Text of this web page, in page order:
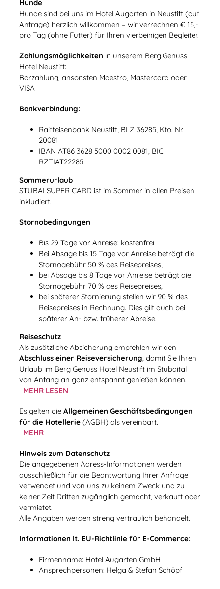
Hunde
Hunde sind bei uns im Hotel Augarten in Neustift (auf
Anfrage) herzlich willkommen – wir verrechnen € 15,-
pro Tag (ohne Futter) für Ihren vierbeinigen Begleiter.
Zahlungsmöglichkeiten in unserem Berg.Genuss
Hotel Neustift:
Barzahlung, ansonsten Maestro, Mastercard oder
VISA
Bankverbindung:
Raiffeisenbank Neustift, BLZ 36285, Kto. Nr.
20081
IBAN AT86 3628 5000 0002 0081, BIC
RZTIAT22285
Sommerurlaub
STUBAI SUPER CARD ist im Sommer in allen Preisen
inkludiert.
Stornobedingungen
Bis 29 Tage vor Anreise: kostenfrei
Bei Absage bis 15 Tage vor Anreise beträgt die
Stornogebühr 50 % des Reisepreises,
bei Absage bis 8 Tage vor Anreise beträgt die
Stornogebühr 70 % des Reisepreises,
bei späterer Stornierung stellen wir 90 % des
Reisepreises in Rechnung. Dies gilt auch bei
späterer An- bzw. früherer Abreise.
Reiseschutz
Als zusätzliche Absicherung empfehlen wir den
Abschluss einer Reiseversicherung, damit Sie Ihren
Urlaub im Berg Genuss Hotel Neustift im Stubaital
von Anfang an ganz entspannt genießen können.
MEHR LESEN
Es gelten die Allgemeinen Geschäftsbedingungen
für die Hotellerie(AGBH) als vereinbart.
MEHR
Hinweis zum Datenschutz:
Die angegebenen Adress-Informationen werden
ausschließlich für die Beantwortung Ihrer Anfrage
verwendet und von uns zu keinem Zweck und zu
keiner Zeit Dritten zugänglich gemacht, verkauft oder
vermietet.
Alle Angaben werden streng vertraulich behandelt.
Informationen lt. EU-Richtlinie für E-Commerce:
Firmenname: Hotel Augarten GmbH
Ansprechpersonen: Helga & Stefan Schöpf